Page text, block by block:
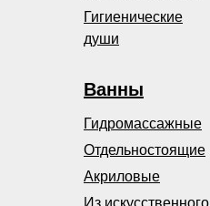
Гигиенические
души
Ванны
Гидромассажные
Акриловые
Отдельностоящие